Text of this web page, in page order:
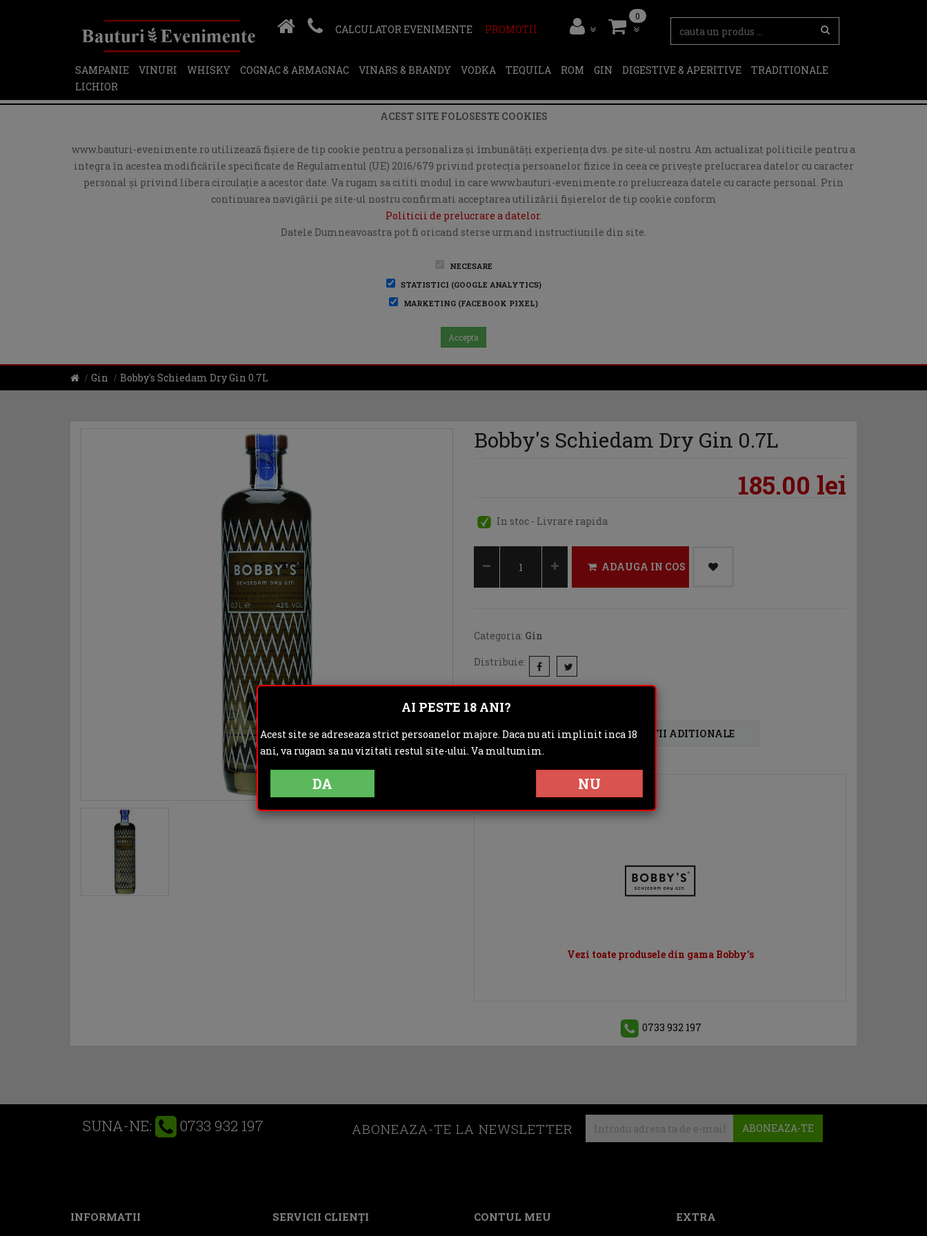
CALCULATOR EVENIMENTE PROMOTII
0
SAMPANIE VINURI WHISKY COGNAC & ARMAGNAC VINARS & BRANDY VODKA TEQUILA ROM GIN DIGESTIVE & APERITIVE
TRADITIONALE
LICHIOR
ACEST SITE FOLOSESTE COOKIES
www.bauturi-evenimente.ro utilizează fişiere de tip cookie pentru a personaliza și îmbunătăți experiența dvs. pe site-ul nostru. Am actualizat politicile pentru a
integra în acestea modificările specificate de Regulamentul (UE) 2016/679 privind protecția persoanelor fizice în ceea ce privește prelucrarea datelor cu caracter
personal și privind libera circulație a acestor date. Va rugam sa cititi modul in care www.bauturi-evenimente.ro prelucreaza datele cu caracte personal. Prin
continuarea navigării pe site-ul nostru confirmati acceptarea utilizării fişierelor de tip cookie conform
Politicii de prelucrare a datelor.
Datele Dumneavoastra pot fi oricand sterse urmand instructiunile din site.
NECESARE
STATISTICI (GOOGLE ANALYTICS)
MARKETING (FACEBOOK PIXEL)
Accepta
Gin Bobby's Schiedam Dry Gin 0.7L
Bobby's Schiedam Dry Gin 0.7L
185.00 lei
In stoc - Livrare rapida
ADAUGA IN COS
Categoria: Gin
Distribuie:
DESCRIERE INFORMATII ADITIONALE
Alcool:42.00%
Vezi toate produsele din gama Bobby's
0733 932 197
SUNA-NE: 0733 932 197 ABONEAZA-TE LA NEWSLETTER ABONEAZA-TE
INFORMATII SERVICII CLIENŢI CONTUL MEU EXTRA
AI PESTE 18 ANI?
Acest site se adreseaza strict persoanelor majore. Daca nu ati implinit inca 18
ani, va rugam sa nu vizitati restul site-ului. Va multumim.
DA NU